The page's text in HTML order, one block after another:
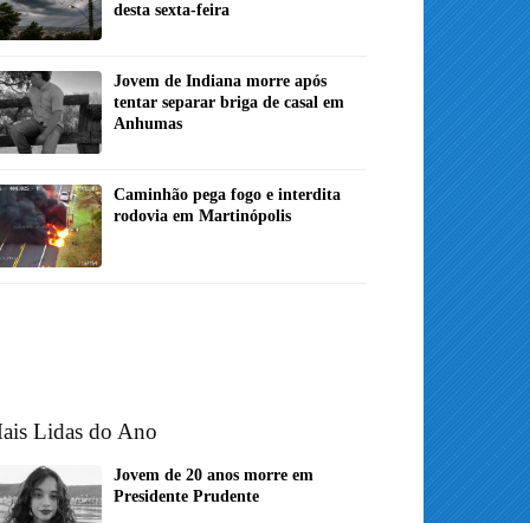
desta sexta-feira
Jovem de Indiana morre após
tentar separar briga de casal em
Anhumas
Caminhão pega fogo e interdita
rodovia em Martinópolis
Lidas do Ano
Jovem de 20 anos morre em
Presidente Prudente